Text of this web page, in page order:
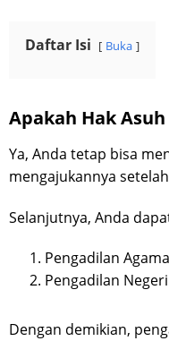
Daftar Isi Buka
Apakah Hak
Ya, Anda tetap bisa
mengajukannya
Selanjutnya, Anda
Pengadilan
Pengadilan
Dengan demikian,